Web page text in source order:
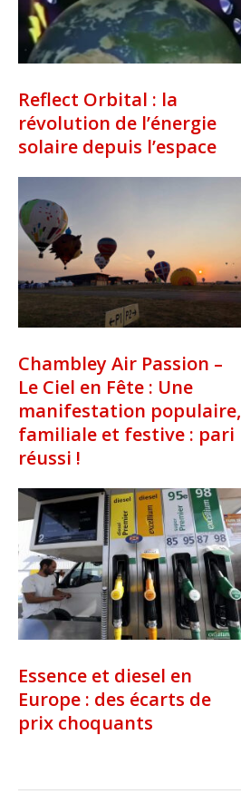
Reflect Orbital : la
révolution de l’énergie
solaire depuis l’espace
Chambley Air Passion –
Le Ciel en Fête : Une
manifestation populaire,
familiale et festive : pari
réussi !
Essence et diesel en
Europe : des écarts de
prix choquants